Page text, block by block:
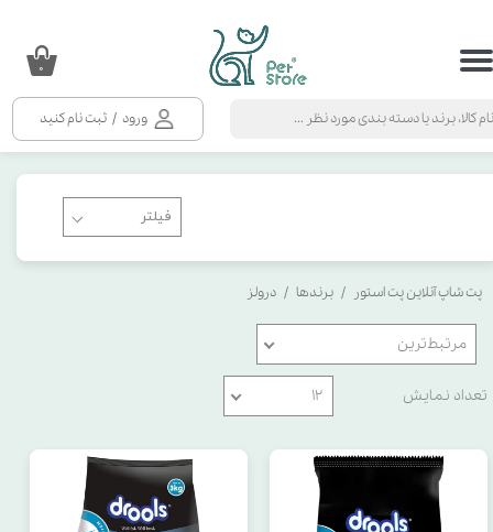
ورود / ثبت نام کنید
حساب کاربری من
سفارشات
۰
پت شاپ آنلاین پت استور برندها درولز
مرتبط‌ترین
تعداد نمایش ۱۲